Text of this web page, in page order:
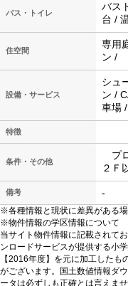
バス・トイレ
バス
台 /
住空間
専用
ン /
設備・サービス
シュ
ン /
車場 /
特徴
条件・その他
プ
２Ｆ
備考 -
※各種情報と現状に差異がある場
※物件情報の学区情報について
当サイト物件情報に記載されて
ンロードサービスが提供する小
【2016年度】を元に加工した
がございます。国土数値情報ダ
ータは必ずしも正確とは言えま